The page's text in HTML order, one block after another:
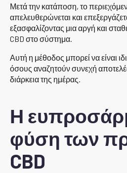
Μετά την κατάποση, το
απελευθερώνεται και
εξασφαλίζοντας μια αργή και
CBD στο σύστημα.
Αυτή η μέθοδος μπορεί να είναι
όσους αναζητούν συνεχή
διάρκεια της ημέρας.
Η
φύση των
CBD